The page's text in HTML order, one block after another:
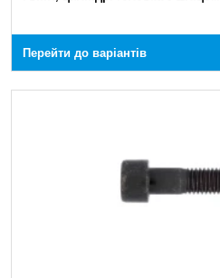
Перейти до варіантів